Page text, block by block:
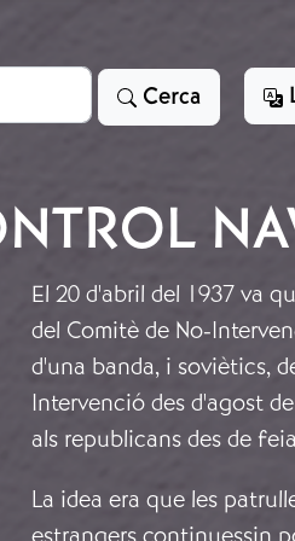
Cerca
El 20 d'abril del 1937 va
del Comitè de No-
d'una banda, i soviètics,
Intervenció des d'agost
als republicans des de
La idea era que les